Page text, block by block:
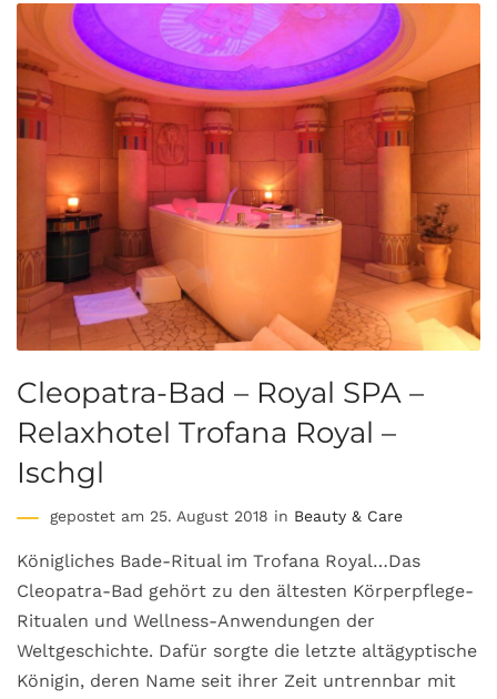
Cleopatra-Bad – Royal SPA –
Relaxhotel Trofana Royal –
Ischgl
gepostet am 25. August 2018 in Beauty & Care
Königliches Bade-Ritual im Trofana Royal…Das
Cleopatra-Bad gehört zu den ältesten Körperpflege-
Ritualen und Wellness-Anwendungen der
Weltgeschichte. Dafür sorgte die letzte altägyptische
Königin, deren Name seit ihrer Zeit untrennbar mit